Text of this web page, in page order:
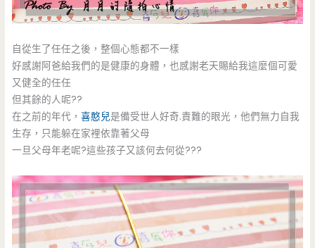
自從生了任任之後，整個心態都不一樣
好感謝阿爸給我們的是健康的身體，也感謝老天賜給我這麼個可愛
又健全的任任
但其餘的人呢??
在之前的年代，喜憨兒是備受世人好奇.責難的眼光，他們無力自我
生存，只能躲在家裡依靠著父母
一旦父母年老呢?這些孩子又該何去何從???